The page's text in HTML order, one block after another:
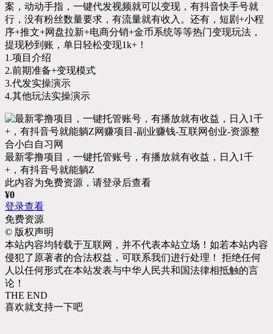
案，动动手指，一键代发视频就可以变现，有抖音快手号就
行，没有粉丝数量要求，有流量就有收入。还有，短剧+小程
序+推文+网盘拉新+电商分销+金币系统等等热门变现玩法，
提现秒到账，单日轻松变现1k+！
1.项目介绍
2.前期准备+变现模式
3.代发实操演示
4.其他玩法实操演示
最新零撸项目，一键托管账号，有播放就有收益，日入1千
+，有抖音号就能躺Z
此内容为免费资源，请登录后查看
¥0
登录查看
免费资源
© 版权声明
本站内容均转载于互联网，并不代表本站立场！如若本站内容
侵犯了原著者的合法权益，可联系我们进行处理！ 拒绝任何
人以任何形式在本站发表与中华人民共和国法律相抵触的言
论！
THE END
喜欢就支持一下吧